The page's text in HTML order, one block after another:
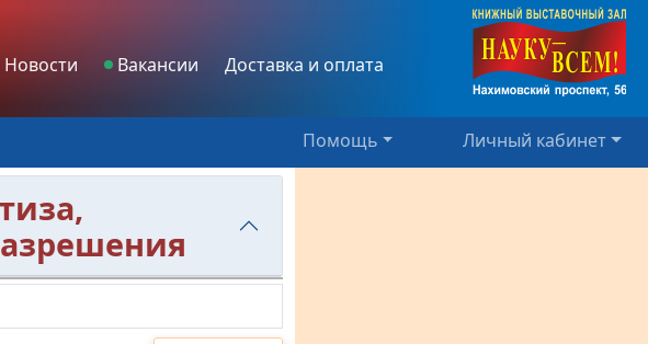
Новости Вакансии
Доставка и оплата
Помощь Личный кабинет